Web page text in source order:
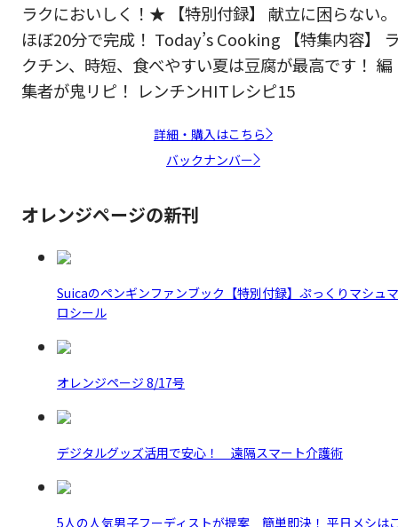
ラクにおいしく！★ 【特別付録】 献立に困らない。
ほぼ20分で完成！ Today’s Cooking 【特集内容】
クチン、時短、食べやすい夏は豆腐が最高です！ 編
集者が鬼リピ！ レンチンHITレシピ15
詳細・購入はこちら
バックナンバー
オレンジページの新刊
Suicaのペンギンファンブック【特別付録】ぷっくりマシュマ
ロシール
オレンジページ 8/17号
デジタルグッズ活用で安心！ 遠隔スマート介護術
5人の人気男子フーディストが提案 簡単即決！ 平日メシは